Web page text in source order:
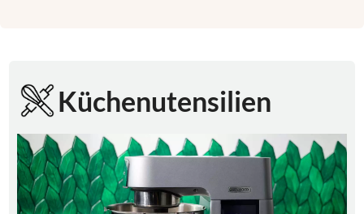
Küchenutensilien